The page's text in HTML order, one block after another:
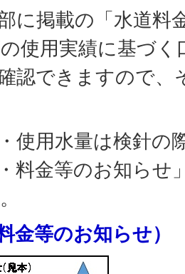
に掲載の「水道料
使用実績に基づく
認できますので、
使用水量は検針の
料金等のお知らせ
金等のお知らせ）